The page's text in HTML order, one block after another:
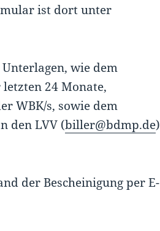
ist dort unter
wie dem
24 Monate,
WBK/s, sowie dem
den LVV (biller@bdmp.de)
der Bescheinigung per E-